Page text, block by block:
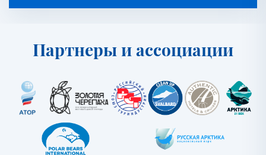
Партнеры и ассоциации